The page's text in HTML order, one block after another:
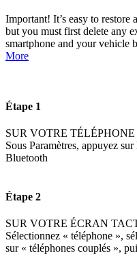
Important! It’s easy to restore
but you must first delete any
smartphone and your vehicle
More
Étape 1
SUR VOTRE
Sous Paramètres, appuyez
Bluetooth
Étape 2
SUR VOTRE ÉCRAN
Sélectionnez « téléphone »,
sur « téléphones couplés »,